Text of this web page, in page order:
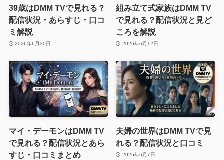
39歳はDMM TVで見れる？
配信状況・あらすじ・口コ
ミ解説
2026年6月30日
組み立て式家族はDMM TV
で見れる？配信状況と見ど
ころを解説
2026年6月12日
マイ・デーモンはDMM TV
で見れる？配信状況とあら
すじ・口コミまとめ
夫婦の世界はDMM TVで見
れる？配信状況と口コミ
2026年6月7日